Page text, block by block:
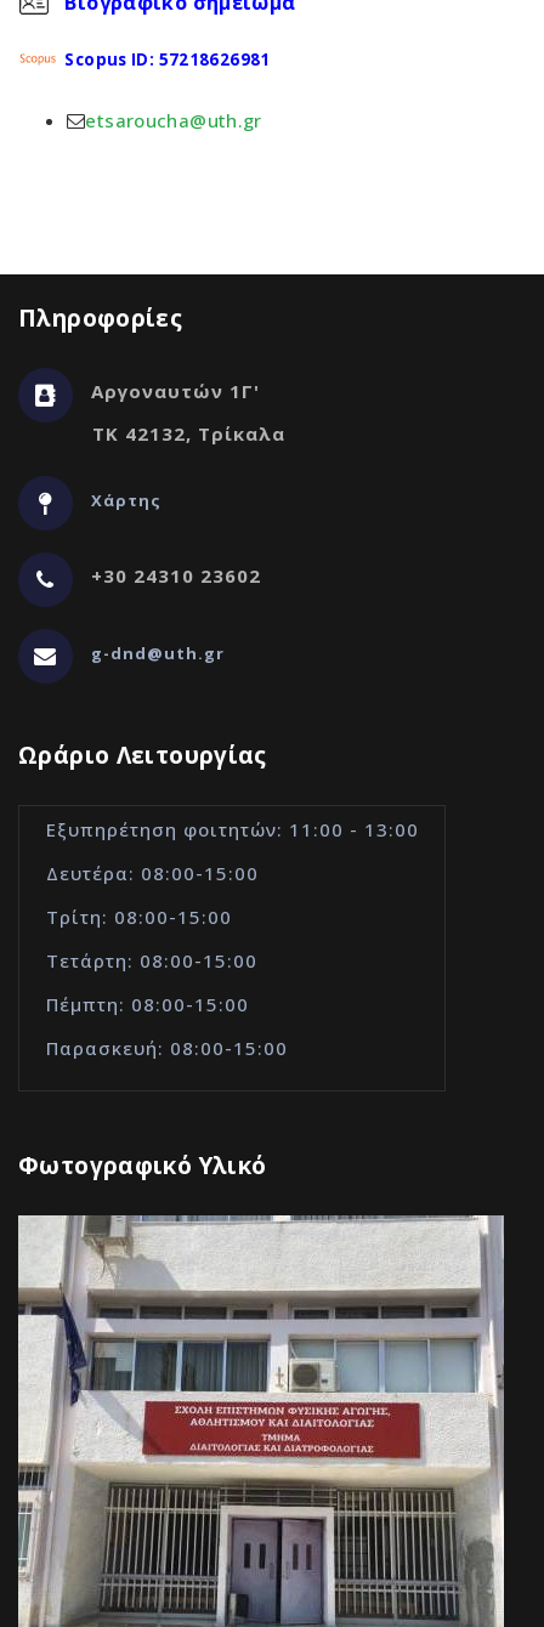
Scopus ID: 57218626981
etsaroucha@uth.gr
Πληροφορίες
Αργοναυτών 1Γ'
ΤΚ 42132, Τρίκαλα
Χάρτης
+30 24310 23602
g-dnd@uth.gr
Ωράριο Λειτουργίας
Εξυπηρέτηση φοιτητών: 11:00 - 13:00
Δευτέρα: 08:00-15:00
Τρίτη: 08:00-15:00
Τετάρτη: 08:00-15:00
Πέμπτη: 08:00-15:00
Παρασκευή: 08:00-15:00
Φωτογραφικό Υλικό